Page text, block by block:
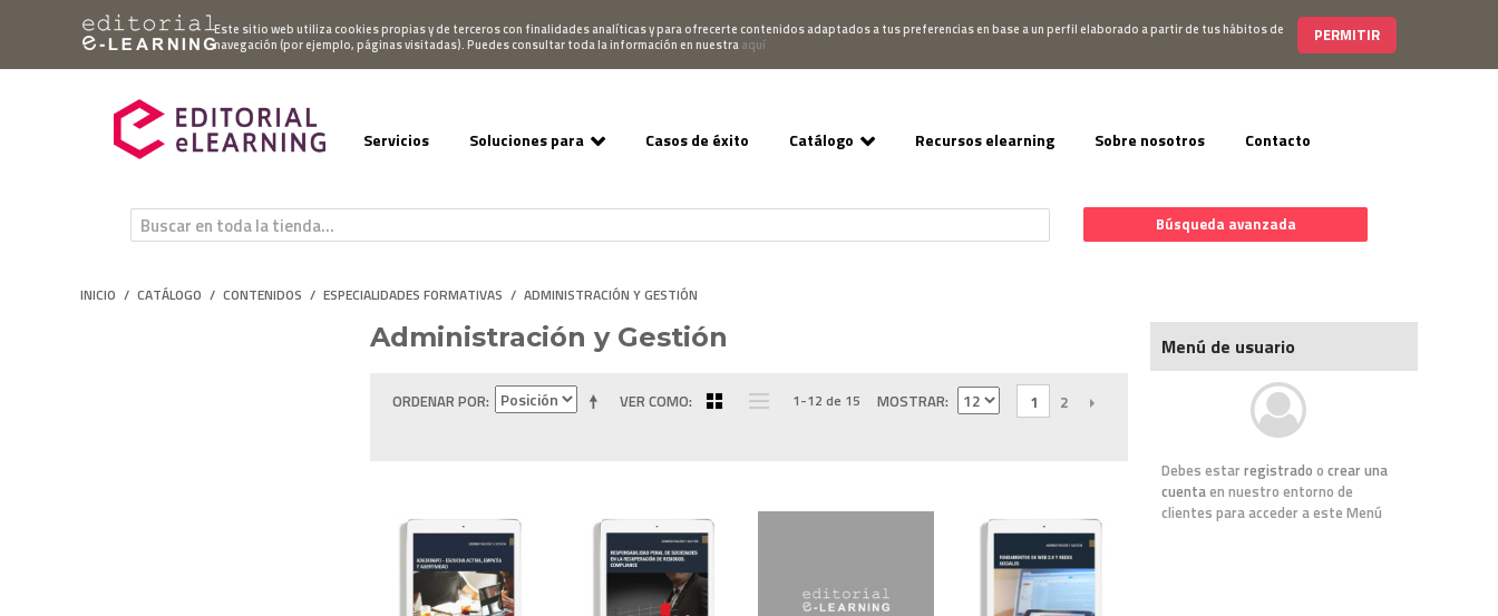
Mi cuenta Pedido Acceso Campus 952 007 747 hablanos@editorialelearning.com +34 644 056 327
Servicios Soluciones para Casos de éxito Catálogo Recursos elearning Sobre nosotros Contacto
Búsqueda avanzada
INICIO / CATÁLOGO / CONTENIDOS / ESPECIALIDADES FORMATIVAS / ADMINISTRACIÓN Y GESTIÓN
Administración y Gestión
VER COMO
ORDENAR POR 1-12 de 15 MOSTRAR 1 2 SIGUIENTE
Menú de usuario
Debes estarregistrado ocrear una
cuentaen nuestro entorno de
clientes para acceder a este Menú
Este sitio web utiliza cookies propias y de terceros con finalidades analíticas y para ofrecerte contenidos adaptados a tus preferencias en base a un perfil elaborado a partir de tus hábitos de
navegación (por ejemplo, páginas visitadas). Puedes consultar toda la información en nuestraaquí PERMITIR